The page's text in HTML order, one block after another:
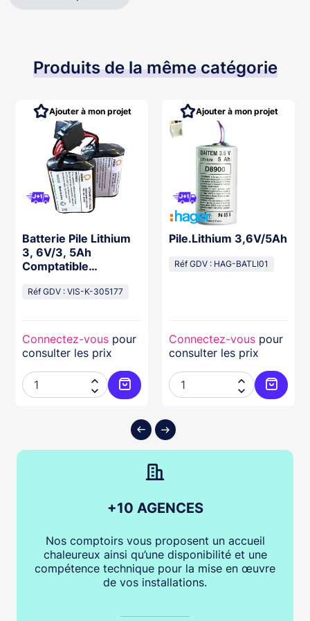
Produits de la même catégorie
au panier
Batterie Pile Lithium
3, 6V/3, 5Ah
Comptatible
Réf GDV : VIS-K-305177
Connectez-vous pour
consulter les prix


Ajouter au panier
Ajouter à mon projet
Pile.Lithium 3,6V/5Ah
Réf GDV : HAG-BATLI01
Connectez-vous pour
consulter les prix


Ajouter à mon projet
+10 AGENCES
Nos comptoirs vous proposent un accueil
chaleureux ainsi qu’une disponibilité et une
compétence technique pour la mise en œuvre
de vos installations.